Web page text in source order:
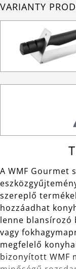
VARIANTY
A WMF Gourmet
szereplő
hozzáadhat
lenne blansírozó
vagy
megfelelő
bizonyított WMF